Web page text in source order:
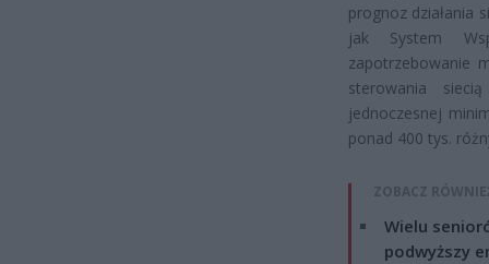
prognoz działania
jak System
zapotrzebowanie
sterowania
jednoczesnej
ponad 400 tys.
ZOBACZ
Wielu
podwyższy